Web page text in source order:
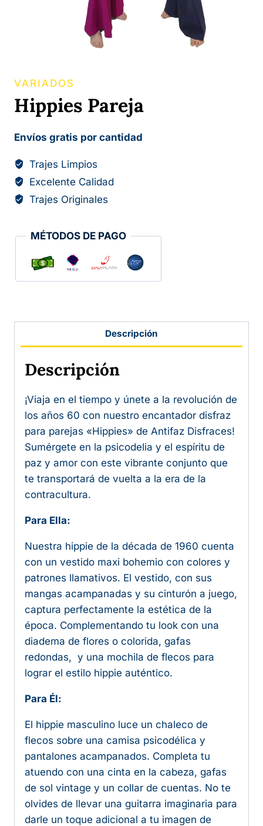
VARIADOS
Hippies Pareja
Envíos gratis por cantidad
Trajes Limpios
Excelente Calidad
Trajes Originales
MÉTODOS DE PAGO
Descripción
Descripción
¡Viaja en el tiempo y únete a la revolución de
los años 60 con nuestro encantador disfraz
para parejas «Hippies» de Antifaz Disfraces!
Sumérgete en la psicodelia y el espíritu de
paz y amor con este vibrante conjunto que
te transportará de vuelta a la era de la
contracultura.
Para Ella:
Nuestra hippie de la década de 1960 cuenta
con un vestido maxi bohemio con colores y
patrones llamativos. El vestido, con sus
mangas acampanadas y su cinturón a juego,
captura perfectamente la estética de la
época. Complementando tu look con una
diadema de flores o colorida, gafas
redondas, y una mochila de flecos para
lograr el estilo hippie auténtico.
Para Él:
El hippie masculino luce un chaleco de
flecos sobre una camisa psicodélica y
pantalones acampanados. Completa tu
atuendo con una cinta en la cabeza, gafas
de sol vintage y un collar de cuentas. No te
olvides de llevar una guitarra imaginaria para
darle un toque adicional a tu imagen de